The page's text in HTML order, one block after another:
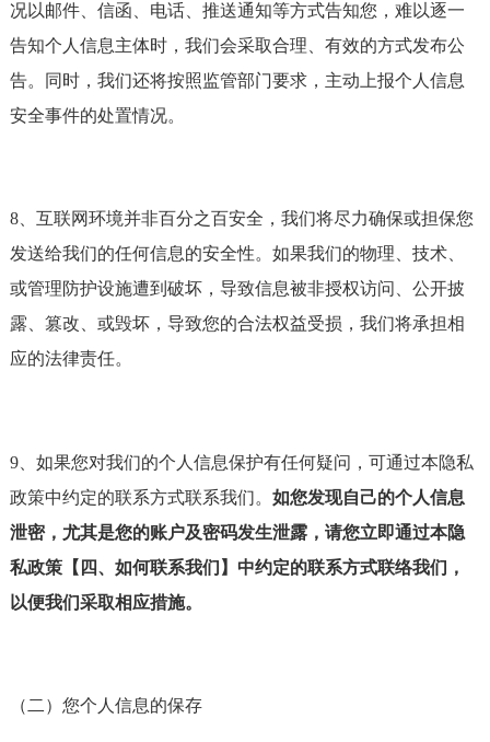
况以邮件、信函、电话、推送通知等方式告知您，难以逐一
告知个人信息主体时，我们会采取合理、有效的方式发布公
告。同时，我们还将按照监管部门要求，主动上报个人信息
安全事件的处置情况。
8、互联网环境并非百分之百安全，我们将尽力确保或担保您
发送给我们的任何信息的安全性。如果我们的物理、技术、
或管理防护设施遭到破坏，导致信息被非授权访问、公开披
露、篡改、或毁坏，导致您的合法权益受损，我们将承担相
应的法律责任。
9、如果您对我们的个人信息保护有任何疑问，可通过本隐私
政策中约定的联系方式联系我们。 如您发现自己的个人信息
泄密，尤其是您的账户及密码发生泄露，请您立即通过本隐
私政策【四、如何联系我们】中约定的联系方式联络我们，
以便我们采取相应措施。
（二）您个人信息的保存